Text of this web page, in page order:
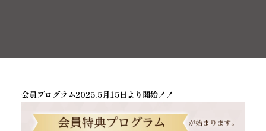
会員プログラム2025.5月15日より開始！！